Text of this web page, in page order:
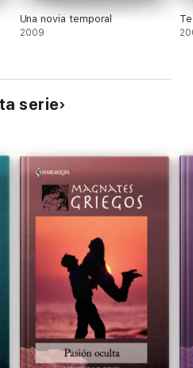
Una novia temporal
2009
serie